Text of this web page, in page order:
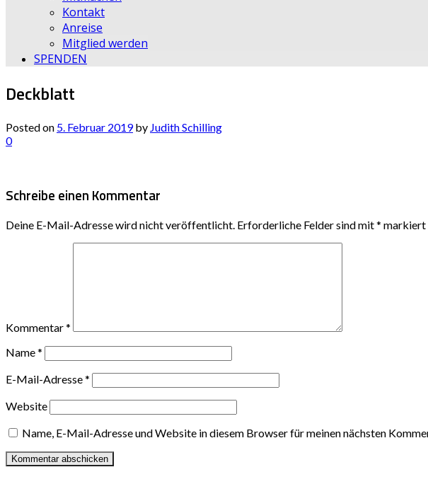
Kontakt
Anreise
Mitglied werden
SPENDEN
Deckblatt
Posted on 5. Februar 2019by Judith Schilling
0
Schreibe einen Kommentar
Deine E-Mail-Adresse wird nicht veröffentlicht. Erforderliche Felder sind mit* markiert
Kommentar*
Name*
E-Mail-Adresse*
Website
Name, E-Mail-Adresse und Website in diesem Browser für meinen nächsten